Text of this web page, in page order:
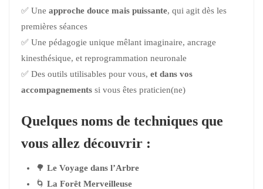
✅ Une approche douce mais puissante, qui agit dès les
premières séances
✅ Une pédagogie unique mêlant imaginaire, ancrage
kinesthésique, et reprogrammation neuronale
✅ Des outils utilisables pour vous, et dans vos
accompagnements si vous êtes praticien(ne)
Quelques noms de techniques que
vous allez découvrir :
🌳 Le Voyage dans l’Arbre
🌀 La Forêt Merveilleuse